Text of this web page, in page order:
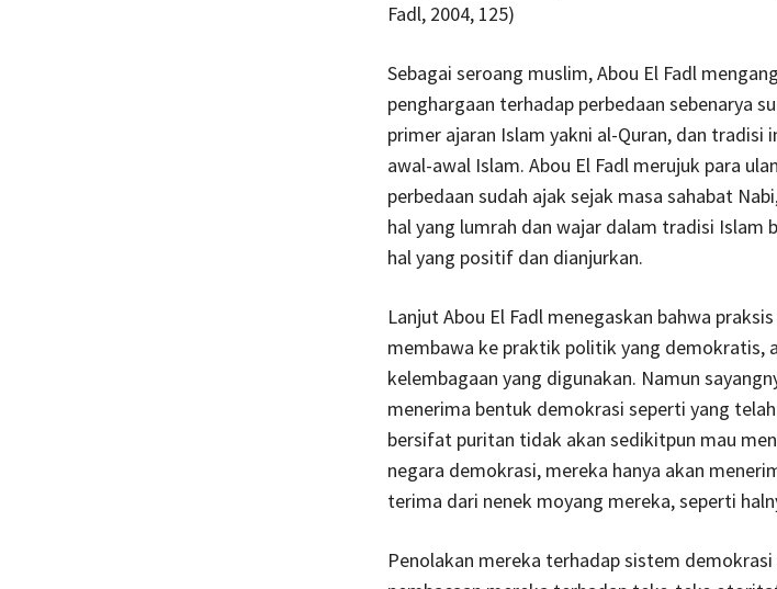
Fadl, 2004, 125)
Sebagai seroang muslim, Abou El Fadl
penghargaan terhadap perbedaan sebenarya
primer ajaran Islam yakni al-Quran, dan tradisi
awal-awal Islam. Abou El Fadl merujuk para
perbedaan sudah ajak sejak masa sahabat
hal yang lumrah dan wajar dalam tradisi Islam
hal yang positif dan dianjurkan.
Lanjut Abou El Fadl menegaskan bahwa
membawa ke praktik politik yang demokratis,
kelembagaan yang digunakan. Namun
menerima bentuk demokrasi seperti yang
bersifat puritan tidak akan sedikitpun mau
negara demokrasi, mereka hanya akan
terima dari nenek moyang mereka, seperti
Penolakan mereka terhadap sistem